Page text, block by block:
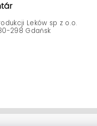
Leków sp z o.o.
298 Gdańsk